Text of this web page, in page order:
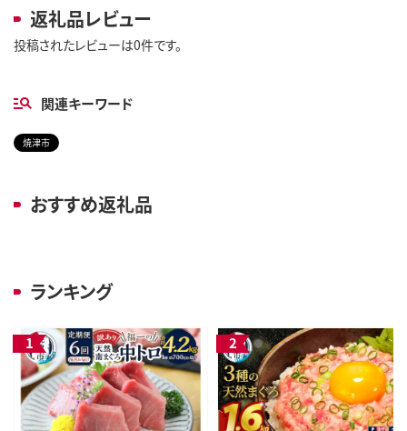
返礼品レビュー
投稿されたレビューは0件です。
関連キーワード
焼津市
おすすめ返礼品
ランキング